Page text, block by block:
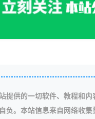
提供的一切软件、教程和
负。本站信息来自网络收